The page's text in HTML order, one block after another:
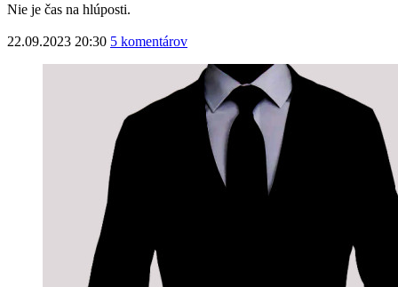
Nie je čas na hlúposti.
22.09.2023 20:30 5 komentárov